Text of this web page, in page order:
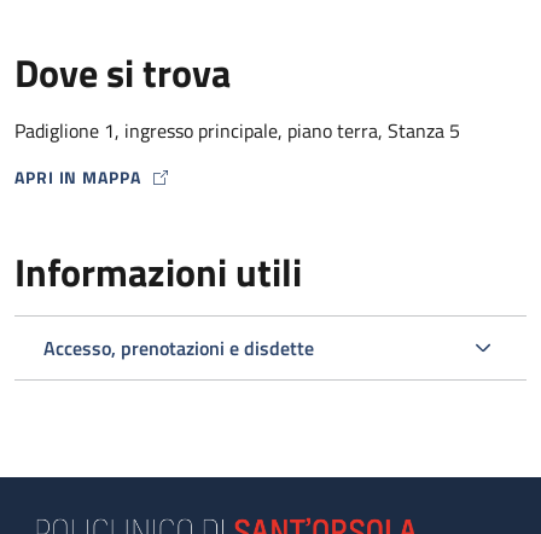
Dove si trova
Padiglione 1, ingresso principale, piano terra, Stanza 5
APRI IN MAPPA
MAP ICON
Informazioni utili
Accesso, prenotazioni e disdette